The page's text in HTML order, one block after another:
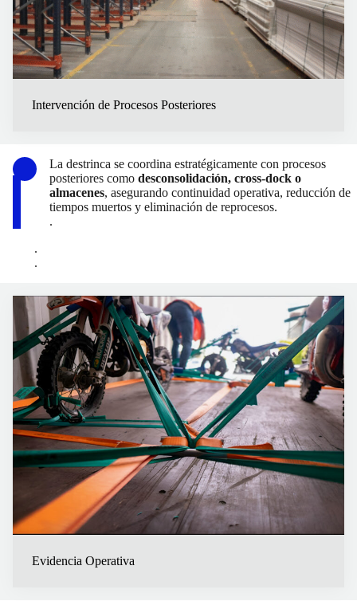
Intervención de Procesos Posteriores
La destrinca se coordina estratégicamente con procesos
posteriores como desconsolidación, cross-dock o
almacenes, asegurando continuidad operativa, reducción de
tiempos muertos y eliminación de reprocesos.
.
.
.
Evidencia Operativa